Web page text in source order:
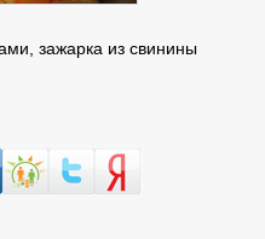
зажарка из свинины